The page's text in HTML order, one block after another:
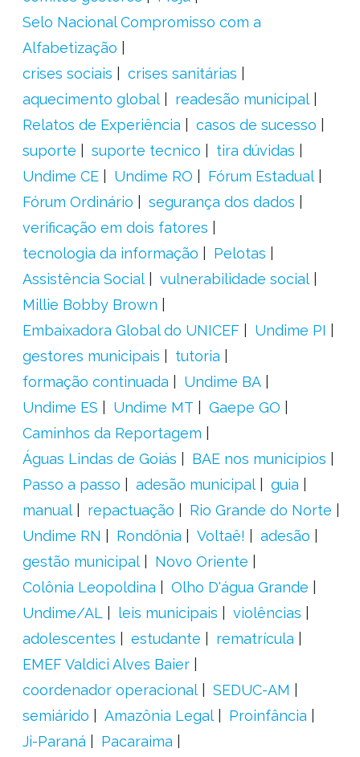
Selo Nacional Compromisso com a
Alfabetização
crises sociais
crises sanitárias
aquecimento global
readesão municipal
Relatos de Experiência
casos de sucesso
suporte
suporte tecnico
tira dúvidas
Undime CE
Undime RO
Fórum Estadual
Fórum Ordinário
segurança dos dados
verificação em dois fatores
tecnologia da informação
Pelotas
Assistência Social
vulnerabilidade social
Millie Bobby Brown
Embaixadora Global do UNICEF
Undime PI
gestores municipais
tutoria
formação continuada
Undime BA
Undime ES
Undime MT
Gaepe GO
Caminhos da Reportagem
Águas Lindas de Goiás
BAE nos municípios
Passo a passo
adesão municipal
guia
manual
repactuação
Rio Grande do Norte
Undime RN
Rondônia Voltaê!
adesão
gestão municipal
Novo Oriente
Colônia Leopoldina
Olho D'água Grande
Undime/AL
leis municipais
violências
adolescentes
estudante
rematrícula
EMEF Valdici Alves Baier
coordenador operacional
SEDUC-AM
semiárido
Amazônia Legal
Proinfância
Ji-Paraná
Pacaraima